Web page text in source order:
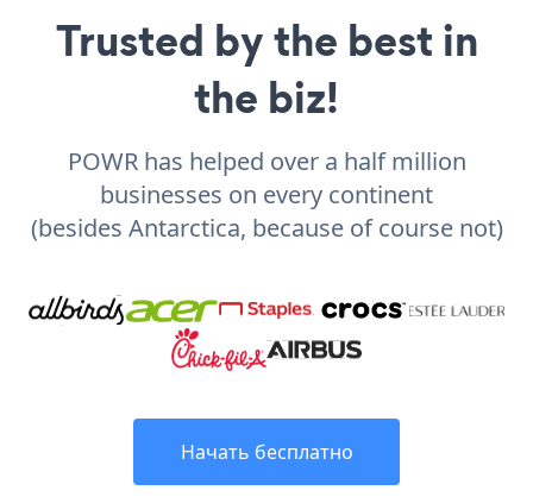
Trusted by the best in
the biz!
POWR has helped over a half million
businesses on every continent
(besides Antarctica, because of course not)
Начать бесплатно